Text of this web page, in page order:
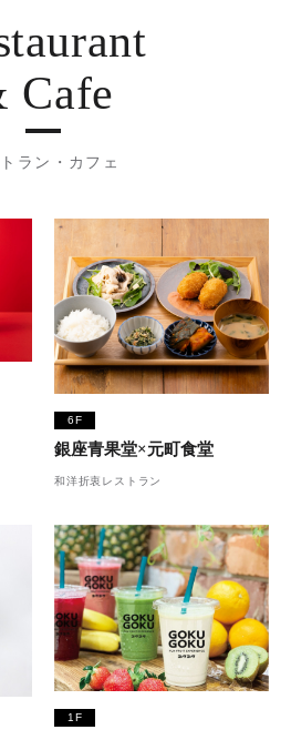
Cafe
ラン・カフェ
6F
銀座青果堂×元町食堂
和洋折衷レストラン
1F